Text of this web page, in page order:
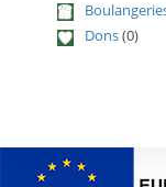
Dons(0)